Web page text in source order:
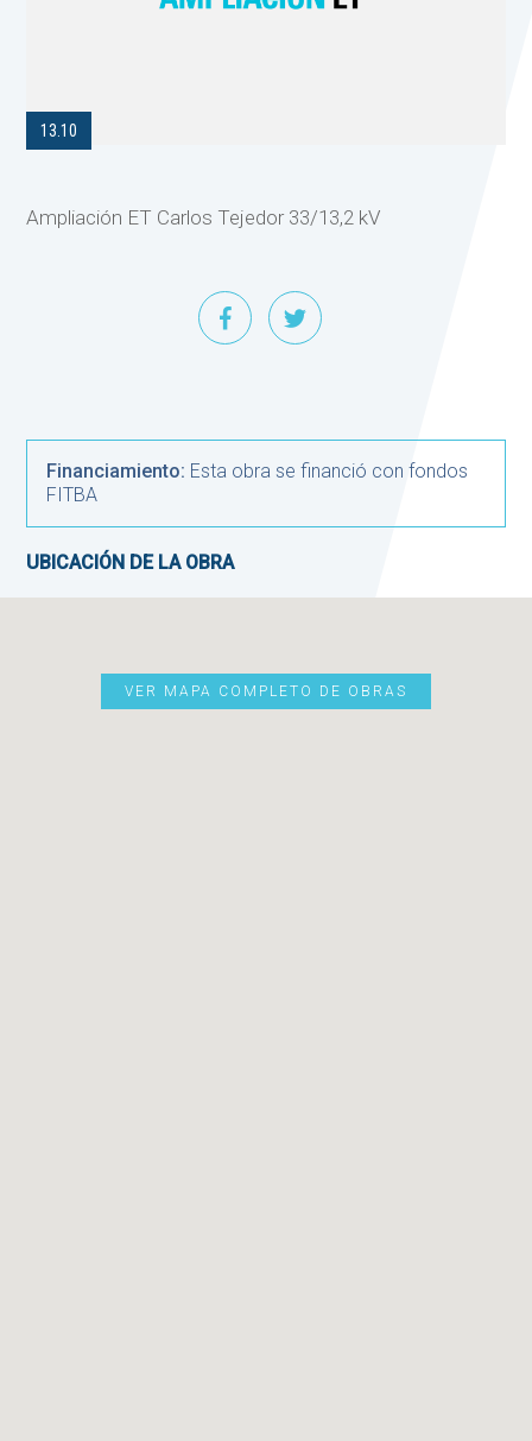
13.10
Ampliación ET Carlos Tejedor 33/13,2 kV
Financiamiento: Esta obra se financió con fondos
FITBA
UBICACIÓN DE LA OBRA
VER MAPA COMPLETO DE OBRAS